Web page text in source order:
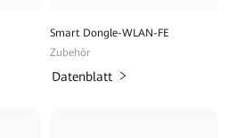
Smart Dongle-WLAN-FE
Zubehör
Datenblatt